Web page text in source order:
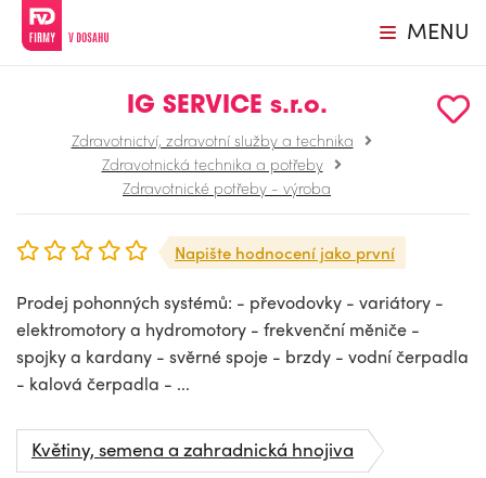
MENU
IG SERVICE s.r.o.
Zdravotnictví, zdravotní služby a technika
Zdravotnická technika a potřeby
Zdravotnické potřeby - výroba
Napište hodnocení jako první
Prodej pohonných systémů: - převodovky - variátory -
elektromotory a hydromotory - frekvenční měniče -
spojky a kardany - svěrné spoje - brzdy - vodní čerpadla
- kalová čerpadla - ...
Květiny, semena a zahradnická hnojiva